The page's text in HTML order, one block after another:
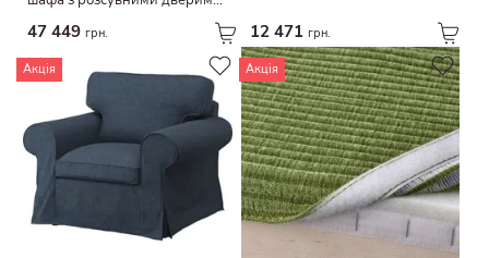
Паперовий шнурок
Дамаск
Меламінова фольга
коричневе дзеркало імітація
47 449 грн. 12 471 грн.
Акція Акція